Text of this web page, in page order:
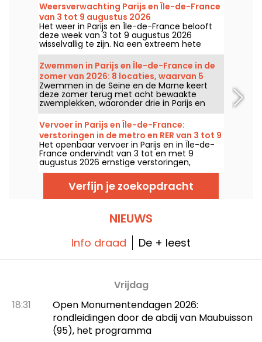
Weersverwachting Parijs en Île-de-France
van 3 tot 9 augustus 2026
Het weer in Parijs en Île-de-France belooft
deze week van 3 tot 9 augustus 2026
wisselvallig te zijn. Na een extreem hete
maandag met kans op onweer, zullen de
temperaturen geleidelijk dalen voordat het
in het weekend weer warmer en zonniger
wordt.
Zwemmen in Parijs en Île-de-France in de
zomer van 2026: 8 locaties, waarvan 5
gratis langs de Seine en de Marne
Zwemmen in de Seine en de Marne keert
deze zomer terug met acht bewaakte
zwemplekken, waaronder drie in Parijs en
een gloednieuwe plek in Seine-Saint-Denis.
Ze staan vanaf 20 juni klaar voor sommigen
en vanaf 4 juli voor anderen, tot eind
augustus 2026.
Vervoer in Parijs en Île-de-France:
verstoringen in de metro en RER van 3 tot 9
augustus 2026
Het openbaar vervoer in Parijs en in Île-de-
France ondervindt van 3 tot en met 9
augustus 2026 ernstige verstoringen,
doordat de grote zomerwerkzaamheden
sommige lijnen flink treffen, meldt RATP en
Verfijn je zoekopdracht
NIEUWS
Info draad De + leest
Vrijdag
18:31
Open Monumentendagen 2026:
rondleidingen door de abdij van Maubuisson
(95), het programma